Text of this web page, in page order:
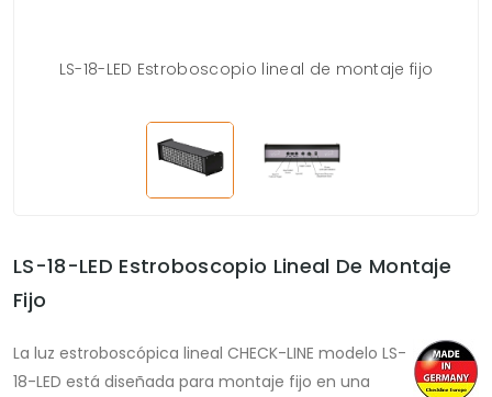
LS-18-LED Estroboscopio lineal de montaje fijo
LS-18-LED Estroboscopio Lineal De Montaje
Fijo
La luz estroboscópica lineal CHECK-LINE modelo LS-
18-LED está diseñada para montaje fijo en una